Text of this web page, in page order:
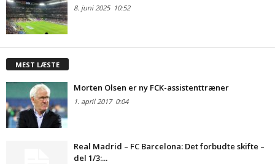
8. juni 202510:52
MEST LÆSTE
Morten Olsen er ny FCK-assistenttræner
1. april 20170:04
Real Madrid – FC Barcelona: Det forbudte skifte –
del 1/3:...